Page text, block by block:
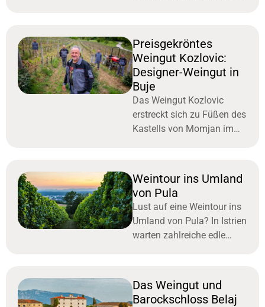
Weine bringen jedem die
Liebe zum Wein näher. Der
kleine
Preisgekröntes
Weingut Kozlovic:
Designer-Weingut in
Buje
Das Weingut Kozlovic
erstreckt sich zu Füßen des
Kastells von Momjan im
Winzerfamilie Kozlovic
betrieben. Sie
Weintour ins Umland
von Pula
Lust auf eine Weintour ins
Umland von Pula? In Istrien
warten zahlreiche edle
zu werden. Der Blick auf
die untergehende
Das Weingut und
Barockschloss Belaj